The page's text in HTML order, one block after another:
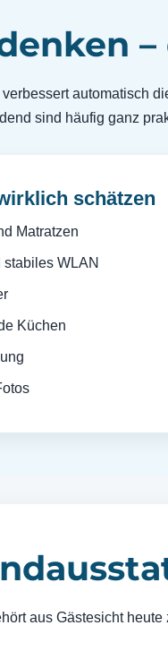
automatisch
sind häufig ganz
schätzen
Matratzen
WLAN
Küchen
aus Gästesicht